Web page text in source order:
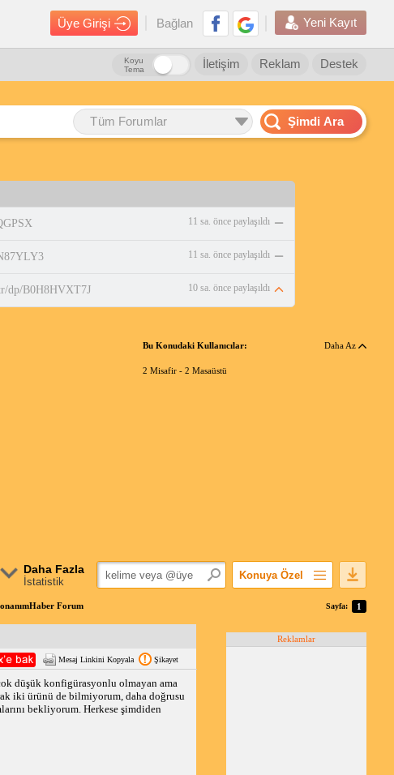
Üye Girişi Bağlan Yeni Kayıt
Destek
Reklam
İletişim
Koyu
Tema
Tüm Forumlar Şimdi Ara
11 sa. önce paylaşıldı
11 sa. önce paylaşıldı
dp/B0H8HVXT7J 10 sa. önce paylaşıldı
Bu Konudaki Kullanıcılar: Daha Az
2 Misafir - 2 Masaüstü
Daha Fazla
İstatistik
Konuya Özel
Popüler Mesajlar
Forum Sayfa: 1
Mesaj Linkini Kopyala Şikayet
düşük konfigürasyonlu olmayan ama
iki ürünü de bilmiyorum, daha doğrusu
bekliyorum. Herkese şimdiden
Reklamlar